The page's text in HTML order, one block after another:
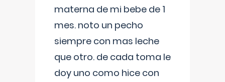
materna de mi bebe de 1
mes. noto un pecho
siempre con mas leche
que otro. de cada toma le
doy uno como hice con